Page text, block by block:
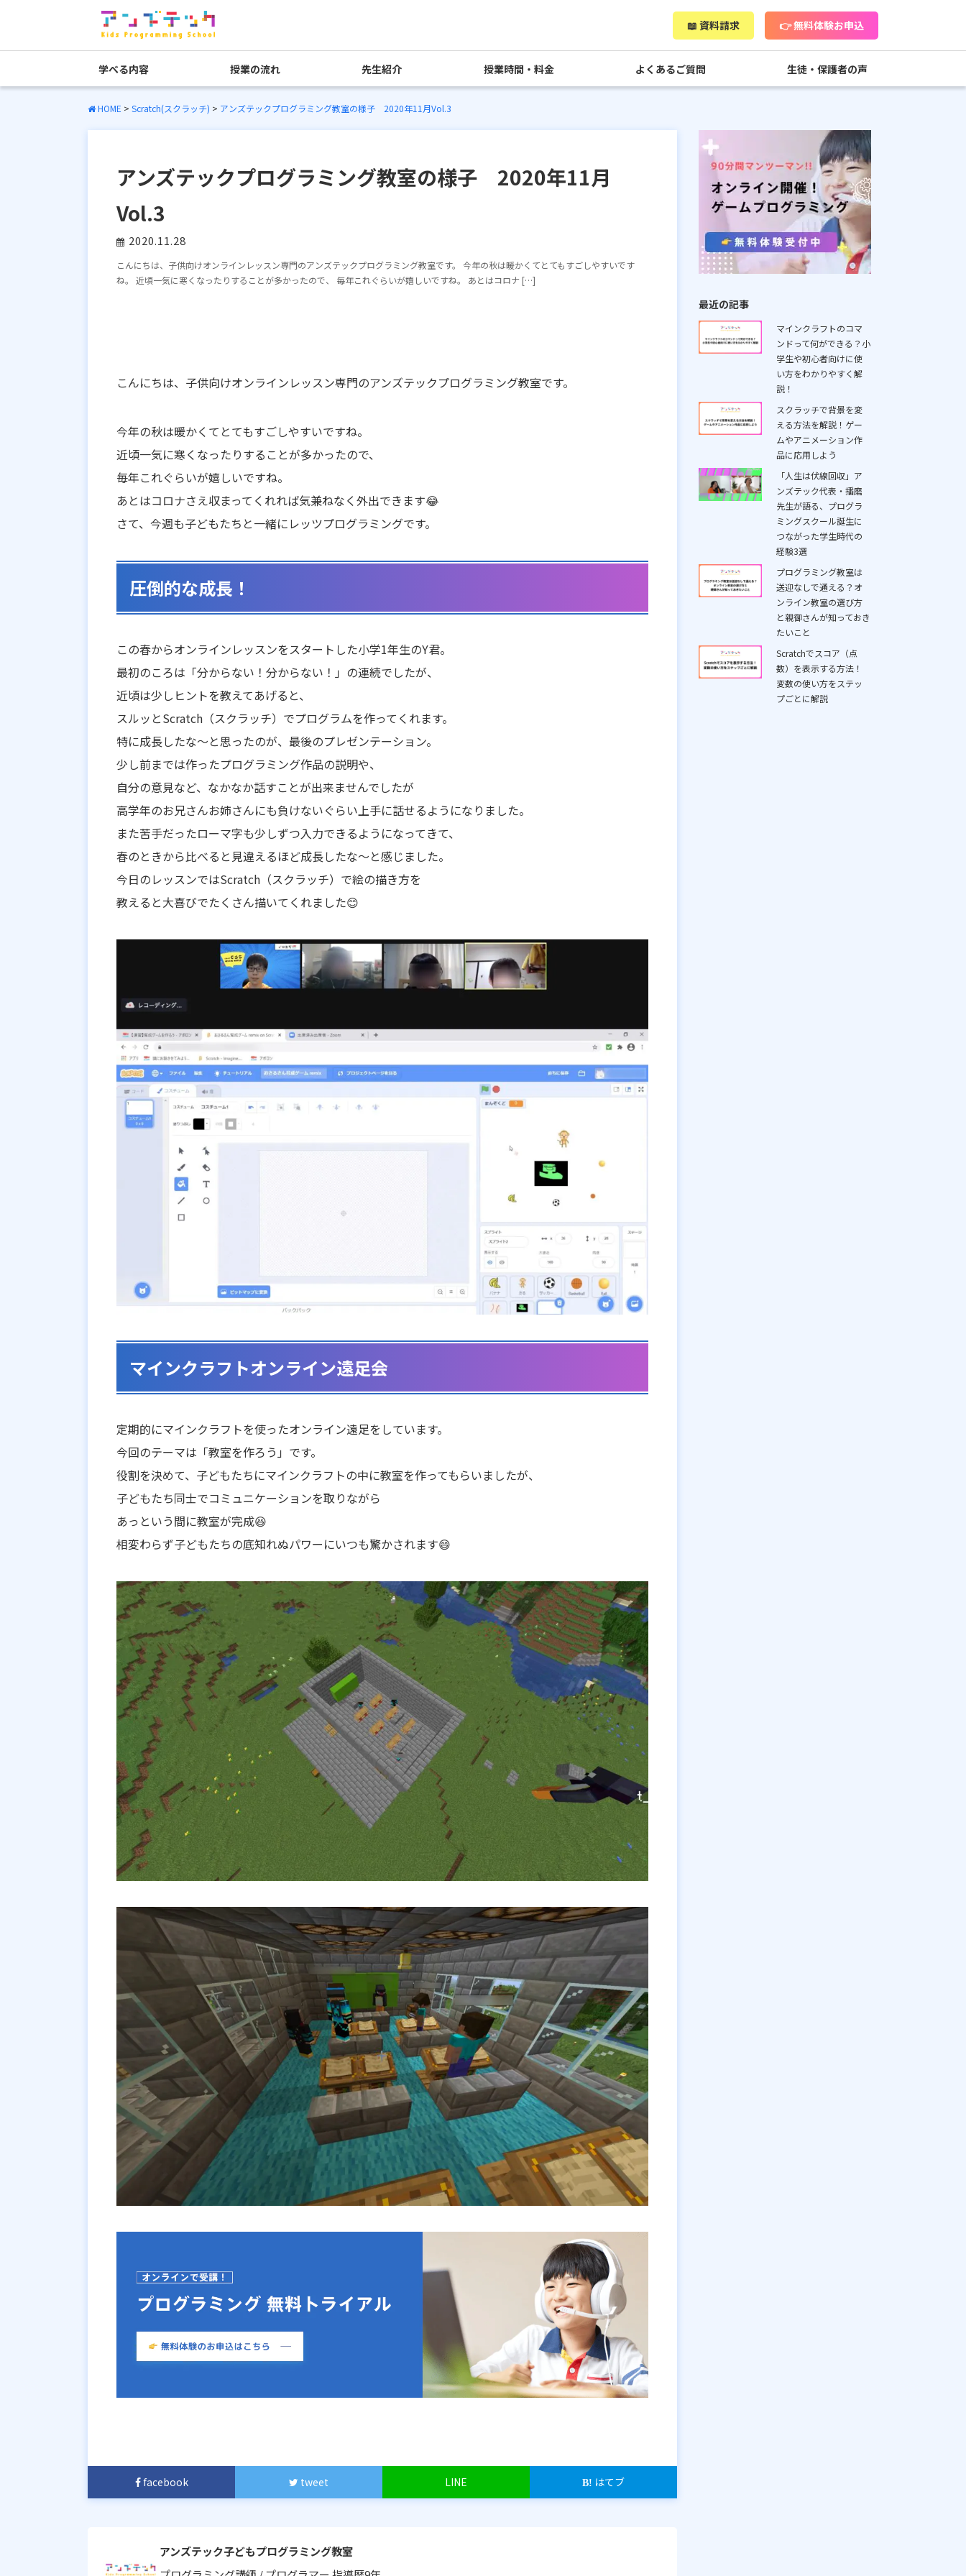
📖 資料請求 👉 無料体験お申込
学べる内容 授業の流れ 先生紹介 授業時間・料金 よくあるご質問 生徒・保護者の声
HOME > Scratch(スクラッチ) > アンズテックプログラミング教室の様子 2020年11月Vol.3
アンズテックプログラミング教室の様子 2020年11月
Vol.3
2020.11.28
こんにちは、子供向けオンラインレッスン専門のアンズテックプログラミング教室です。 今年の秋は暖かくてとてもすごしやすいです
ね。 近頃一気に寒くなったりすることが多かったので、 毎年これぐらいが嬉しいですね。 あとはコロナ […]
こんにちは、子供向けオンラインレッスン専門のアンズテックプログラミング教室です。
今年の秋は暖かくてとてもすごしやすいですね。
近頃一気に寒くなったりすることが多かったので、
毎年これぐらいが嬉しいですね。
あとはコロナさえ収まってくれれば気兼ねなく外出できます😂
さて、今週も子どもたちと一緒にレッツプログラミングです。
圧倒的な成長！
この春からオンラインレッスンをスタートした小学1年生のY君。
最初のころは「分からない！分からない！」の連続でしたが、
近頃は少しヒントを教えてあげると、
スルッとScratch（スクラッチ）でプログラムを作ってくれます。
特に成長したな〜と思ったのが、最後のプレゼンテーション。
少し前までは作ったプログラミング作品の説明や、
自分の意見など、なかなか話すことが出来ませんでしたが
高学年のお兄さんお姉さんにも負けないぐらい上手に話せるようになりました。
また苦手だったローマ字も少しずつ入力できるようになってきて、
春のときから比べると見違えるほど成長したな〜と感じました。
今日のレッスンではScratch（スクラッチ）で絵の描き方を
教えると大喜びでたくさん描いてくれました😊
マインクラフトオンライン遠足会
定期的にマインクラフトを使ったオンライン遠足をしています。
今回のテーマは「教室を作ろう」です。
役割を決めて、子どもたちにマインクラフトの中に教室を作ってもらいましたが、
子どもたち同士でコミュニケーションを取りながら
あっという間に教室が完成😆
相変わらず子どもたちの底知れぬパワーにいつも驚かされます😄
facebook tweet LINE はてブ
アンズテック子どもプログラミング教室
最近の記事
マインクラフトのコマ
ンドって何ができる？小
学生や初心者向けに使
い方をわかりやすく解
説！
スクラッチで背景を変
える方法を解説！ゲー
ムやアニメーション作
品に応用しよう
「人生は伏線回収」ア
ンズテック代表・播磨
先生が語る、プログラ
ミングスクール誕生に
つながった学生時代の
経験3選
プログラミング教室は
送迎なしで通える？オ
ンライン教室の選び方
と親御さんが知っておき
たいこと
Scratchでスコア（点
数）を表示する方法！
変数の使い方をステッ
プごとに解説